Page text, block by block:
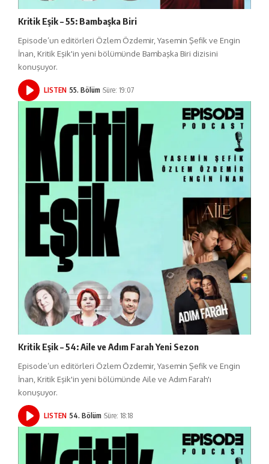
Kritik Eşik – 55: Bambaşka Biri
Episode’un editörleri Özlem Özdemir, Yasemin Şefik ve Engin
İnan, Kritik Eşik'in yeni bölümünde Bambaşka Biri dizisini
konuşuyor.
LISTEN 55. Bölüm Süre: 19:07
Kritik Eşik – 54: Aile ve Adım Farah Yeni Sezon
Episode’un editörleri Özlem Özdemir, Yasemin Şefik ve Engin
İnan, Kritik Eşik'in yeni bölümünde Aile ve Adım Farah'ı
konuşuyor.
LISTEN 54. Bölüm Süre: 18:18